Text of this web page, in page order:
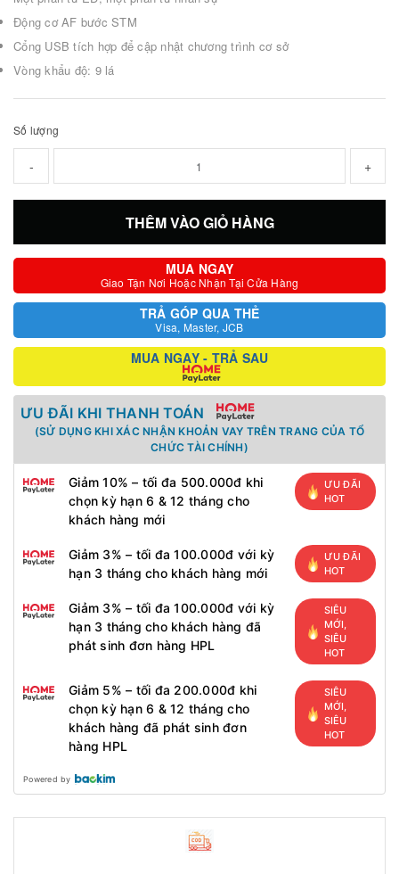
Động cơ AF bước STM
Cổng USB tích hợp để cập nhật chương trình cơ sở
Vòng khẩu độ: 9 lá
Số lượng
- +
THÊM VÀO GIỎ HÀNG
MUA NGAY
Giao Tận Nơi Hoặc Nhận Tại Cửa Hàng
TRẢ GÓP QUA THẺ
Visa, Master, JCB
MUA NGAY - TRẢ SAU
ƯU ĐÃI KHI THANH TOÁN
(SỬ DỤNG KHI XÁC NHẬN KHOẢN VAY TRÊN TRANG CỦA TỔ
CHỨC TÀI CHÍNH)
Giảm 10% – tối đa 500.000đ khi
chọn kỳ hạn 6 & 12 tháng cho
khách hàng mới
ƯU ĐÃI
HOT
Giảm 3% – tối đa 100.000đ với kỳ
hạn 3 tháng cho khách hàng mới
ƯU ĐÃI
HOT
Giảm 3% – tối đa 100.000đ với kỳ
hạn 3 tháng cho khách hàng đã
phát sinh đơn hàng HPL
SIÊU
MỚI,
SIÊU
HOT
Giảm 5% – tối đa 200.000đ khi
chọn kỳ hạn 6 & 12 tháng cho
khách hàng đã phát sinh đơn
hàng HPL
SIÊU
MỚI,
SIÊU
HOT
Powered by